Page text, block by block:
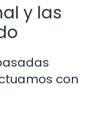
y las
con